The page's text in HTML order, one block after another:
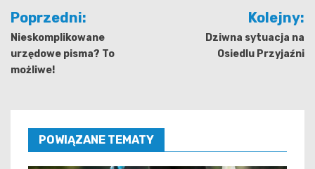
Nawigacja
wpisu
Poprzedni:
Nieskomplikowane
urzędowe pisma? To
możliwe!
Kolejny:
Dziwna sytuacja na
Osiedlu Przyjaźni
POWIĄZANE TEMATY